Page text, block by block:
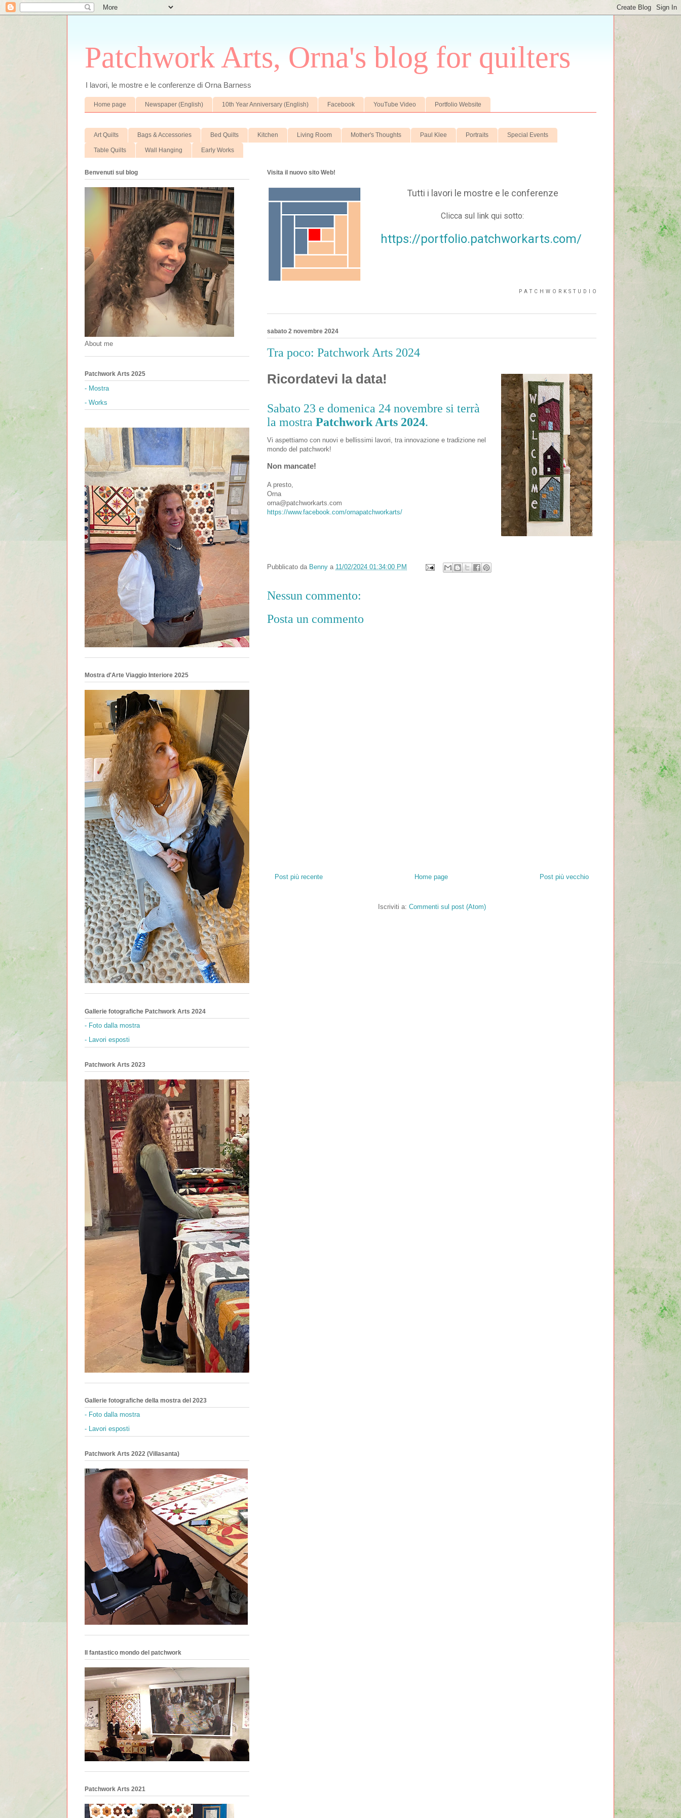
Patchwork Arts, Orna's blog for quilters
I lavori, le mostre e le conferenze di Orna Barness
Home page Newspaper (English) 10th Year Anniversary (English) Facebook YouTube Video Portfolio Website
Art Quilts Bags & Accessories Bed Quilts Kitchen Living Room Mother's Thoughts Paul Klee Portraits Special Events
Table Quilts Wall Hanging Early Works
Visita il nuovo sito Web!
Tutti i lavori le mostre e le conferenze
Clicca sul link qui sotto:
https://portfolio.patchworkarts.com/
P A T C H W O R K S T U D I O
sabato 2 novembre 2024
Tra poco: Patchwork Arts 2024
Ricordatevi la data!
Sabato 23 e domenica 24 novembre si terrà
la mostra Patchwork Arts 2024.
Vi aspettiamo con nuovi e bellissimi lavori, tra innovazione e tradizione nel
mondo del patchwork!
Non mancate!
A presto,
Orna
orna@patchworkarts.com
https://www.facebook.com/ornapatchworkarts/
Pubblicato da Benny a 11/02/2024 01:34:00 PM
Nessun commento:
Posta un commento
Post più recente Post più vecchio
Home page
Iscriviti a: Commenti sul post (Atom)
Benvenuti sul blog
About me
Patchwork Arts 2025
- Mostra
- Works
Mostra d'Arte Viaggio Interiore 2025
Gallerie fotografiche Patchwork Arts 2024
- Foto dalla mostra
- Lavori esposti
Patchwork Arts 2023
Gallerie fotografiche della mostra del 2023
- Foto dalla mostra
- Lavori esposti
Patchwork Arts 2022 (Villasanta)
Il fantastico mondo del patchwork
Patchwork Arts 2021